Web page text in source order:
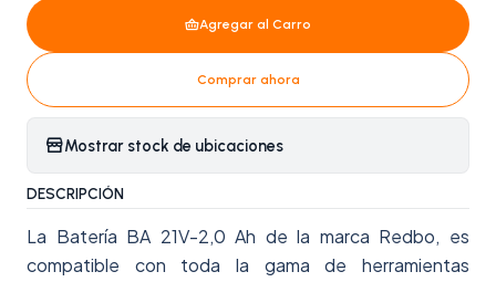
Agregar al Carro
Comprar ahora
Mostrar stock de ubicaciones
DESCRIPCIÓN
La Batería BA 21V-2,0 Ah de la marca Redbo, es
compatible con toda la gama de herramientas